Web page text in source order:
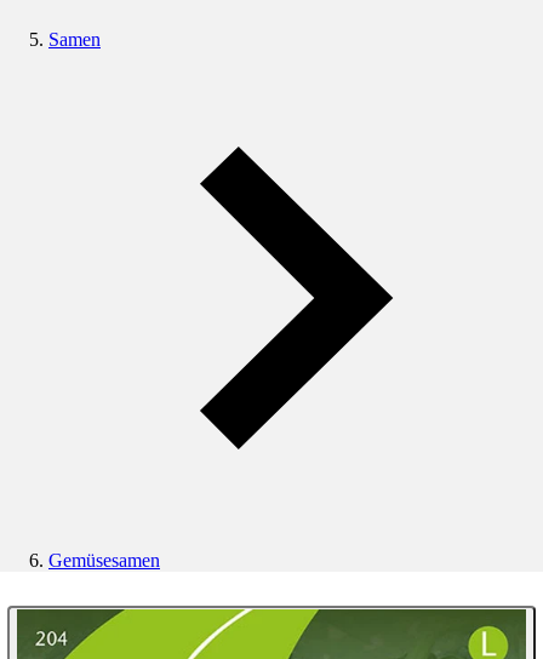
Samen
Gemüsesamen